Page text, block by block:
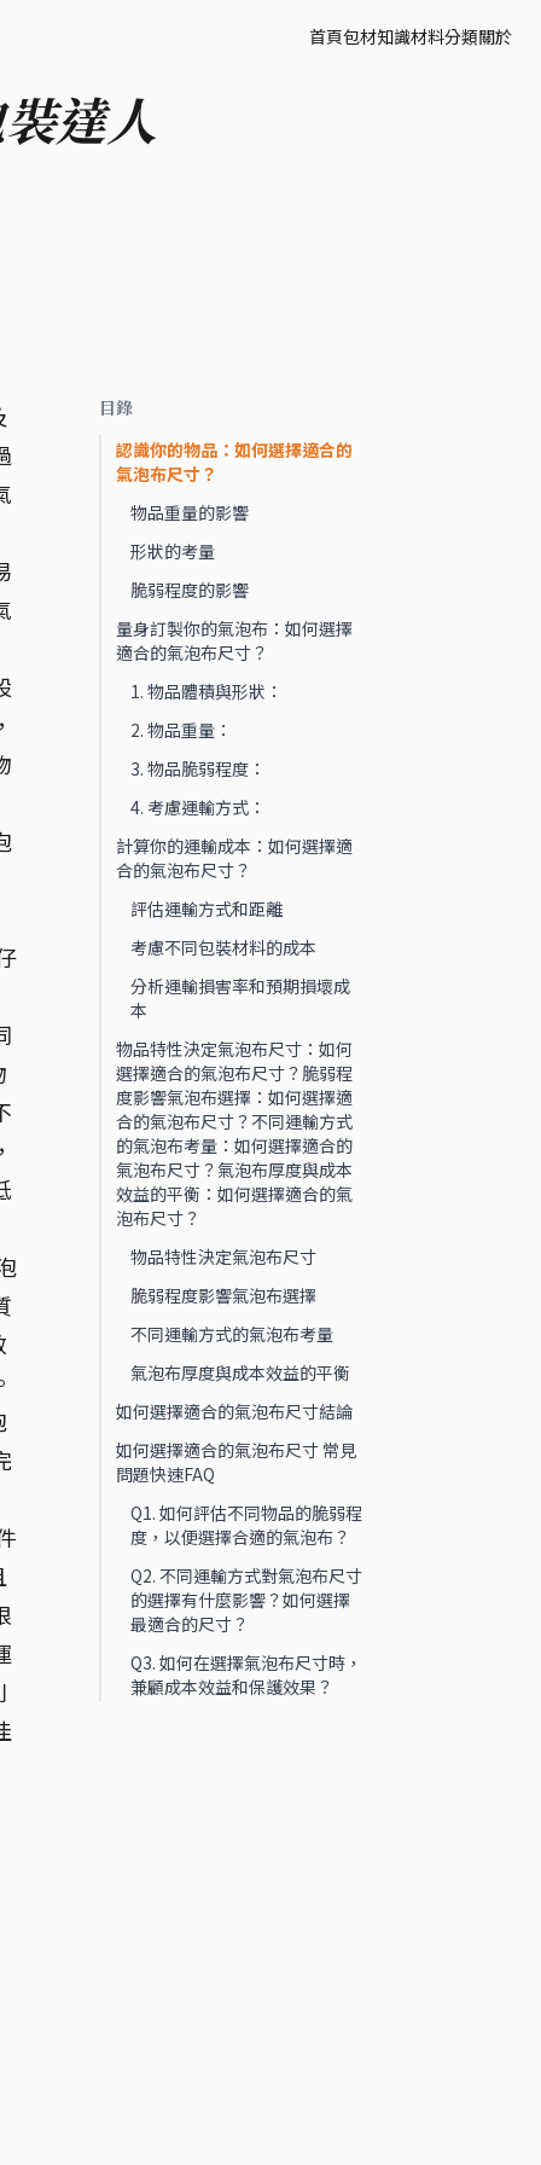
首頁包材知識材料分類關於
達人
目錄
認識你的物品：如何選擇適合的
氣泡布尺寸？
物品重量的影響
形狀的考量
脆弱程度的影響
量身訂製你的氣泡布：如何選擇
適合的氣泡布尺寸？
1. 物品體積與形狀：
2. 物品重量：
3. 物品脆弱程度：
4. 考慮運輸方式：
計算你的運輸成本：如何選擇適
合的氣泡布尺寸？
評估運輸方式和距離
考慮不同包裝材料的成本
分析運輸損害率和預期損壞成
本
物品特性決定氣泡布尺寸：如何
選擇適合的氣泡布尺寸？脆弱程
度影響氣泡布選擇：如何選擇適
合的氣泡布尺寸？不同運輸方式
的氣泡布考量：如何選擇適合的
氣泡布尺寸？氣泡布厚度與成本
效益的平衡：如何選擇適合的氣
泡布尺寸？
物品特性決定氣泡布尺寸
脆弱程度影響氣泡布選擇
不同運輸方式的氣泡布考量
氣泡布厚度與成本效益的平衡
如何選擇適合的氣泡布尺寸結論
如何選擇適合的氣泡布尺寸 常見
問題快速FAQ
Q1. 如何評估不同物品的脆弱程
度，以便選擇合適的氣泡布？
Q2. 不同運輸方式對氣泡布尺寸
的選擇有什麼影響？如何選擇
最適合的尺寸？
Q3. 如何在選擇氣泡布尺寸時，
兼顧成本效益和保護效果？